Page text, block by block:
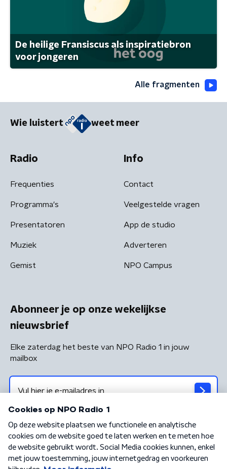
De heilige Fransiscus als inspiratiebron
voor jongeren
Alle fragmenten
Wie luistert weet meer
Radio
Frequenties
Programma's
Presentatoren
Muziek
Gemist
Info
Contact
Veelgestelde vragen
App de studio
Adverteren
NPO Campus
Abonneer je op onze wekelijkse
nieuwsbrief
Elke zaterdag het beste van NPO Radio 1 in jouw
mailbox
Algemene voorwaarden